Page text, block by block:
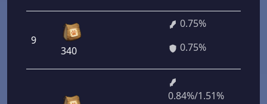
9
340
0.75%
0.75%
0.84%/1.51%